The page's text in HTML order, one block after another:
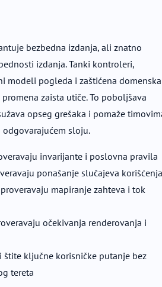
bezbedna izdanja, ali znatno
izdanja. Tanki kontroleri,
modeli pogleda i zaštićena domenska
zaista utiče. To poboljšava
opseg grešaka i pomaže
sloju.
invarijante i poslovna pravila
ponašanje slučajeva korišćenja
mapiranje zahteva i tok
očekivanja renderovanja i
ključne korisničke putanje bez
tereta